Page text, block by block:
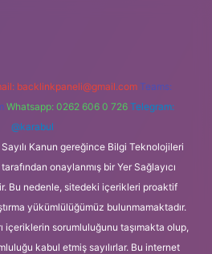
backlinkpaneli@gmail.com Teams:
Whatsapp: 0262 606 0 726 Telegram:
@karabul
Kanun gereğince Bilgi Teknolojileri
onaylanmış bir Yer Sağlayıcı
Bu nedenle, sitedeki içerikleri proaktif
yükümlülüğümüz bulunmamaktadır.
içeriklerin sorumluluğunu taşımakta olup,
kabul etmiş sayılırlar. Bu internet